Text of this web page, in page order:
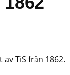
TiS från 1862.